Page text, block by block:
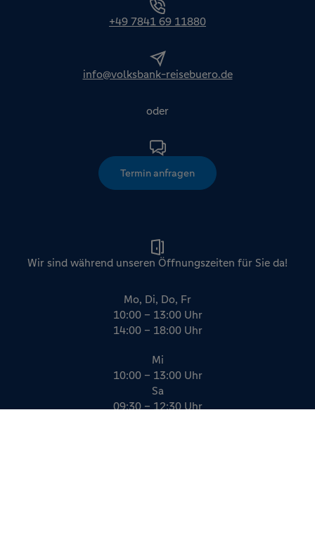
+49 7841 69 11880
info@volksbank-reisebuero.de
oder
Termin anfragen
Wir sind während unseren Öffnungszeiten für Sie da!
Mo, Di, Do, Fr
10:00 – 13:00 Uhr
14:00 – 18:00 Uhr
Mi
10:00 – 13:00 Uhr
Sa
09:30 – 12:30 Uhr